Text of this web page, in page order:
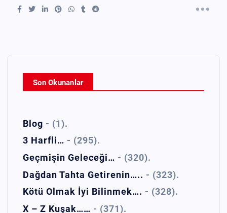
Son Okunanlar
Blog - (1).
3 Harfli… - (295).
Geçmişin Geleceği… - (320).
Dağdan Tahta Getirenin….. - (323).
Kötü Olmak İyi Bilinmek…. - (328).
X – Z Kuşak…… - (371).